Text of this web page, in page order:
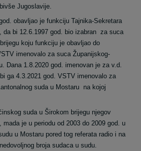
Jugoslavije.
obavljao je funkciju Tajnika-Sekretara
da bi 12.6.1997 god. bio izabran za suca
koju funkciju je obavljao do
imenovalo za suca Županijskog-
Dana 1.8.2020 god. imenovan je za v.d.
ga 4.3.2021 god. VSTV imenovalo za
suda u Mostaru na kojoj
suda u Širokom brijegu njegov
je u periodu od 2003 do 2009 god. u
u Mostaru pored tog referata radio i na
broja sudaca u sudu.